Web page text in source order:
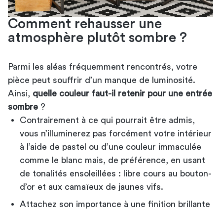
Comment rehausser une
atmosphère plutôt sombre ?
Parmi les aléas fréquemment rencontrés, votre
pièce peut souffrir d’un manque de luminosité.
Ainsi, quelle couleur faut-il retenir pour une entrée
sombre ?
Contrairement à ce qui pourrait être admis,
vous n’illuminerez pas forcément votre intérieur
à l’aide de pastel ou d’une couleur immaculée
comme le blanc mais, de préférence, en usant
de tonalités ensoleillées : libre cours au bouton-
d’or et aux camaïeux de jaunes vifs.
Attachez son importance à une finition brillante